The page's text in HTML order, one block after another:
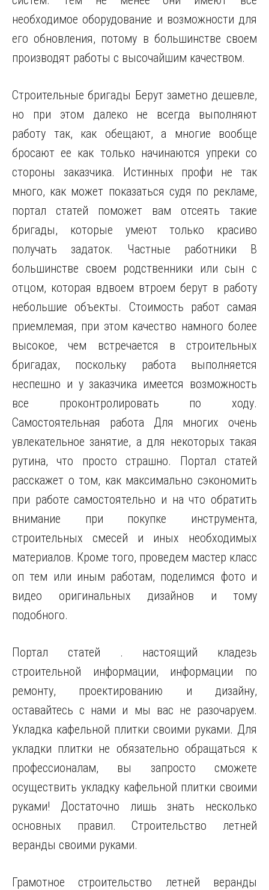
необходимое оборудование и возможности для
его обновления, потому в большинстве своем
производят работы с высочайшим качеством.
Строительные бригады Берут заметно дешевле,
но при этом далеко не всегда выполняют
работу так, как обещают, а многие вообще
бросают ее как только начинаются упреки со
стороны заказчика. Истинных профи не так
много, как может показаться судя по рекламе,
портал статей поможет вам отсеять такие
бригады, которые умеют только красиво
получать задаток. Частные работники В
большинстве своем родственники или сын с
отцом, которая вдвоем втроем берут в работу
небольшие объекты. Стоимость работ самая
приемлемая, при этом качество намного более
высокое, чем встречается в строительных
бригадах, поскольку работа выполняется
неспешно и у заказчика имеется возможность
все проконтролировать по ходу.
Самостоятельная работа Для многих очень
увлекательное занятие, а для некоторых такая
рутина, что просто страшно. Портал статей
расскажет о том, как максимально сэкономить
при работе самостоятельно и на что обратить
внимание при покупке инструмента,
строительных смесей и иных необходимых
материалов. Кроме того, проведем мастер класс
оп тем или иным работам, поделимся фото и
видео оригинальных дизайнов и тому
подобного.
Портал статей . настоящий кладезь
строительной информации, информации по
ремонту, проектированию и дизайну,
оставайтесь с нами и мы вас не разочаруем.
Укладка кафельной плитки своими руками. Для
укладки плитки не обязательно обращаться к
профессионалам, вы запросто сможете
осуществить укладку кафельной плитки своими
руками! Достаточно лишь знать несколько
основных правил. Строительство летней
веранды своими руками.
Грамотное строительство летней веранды